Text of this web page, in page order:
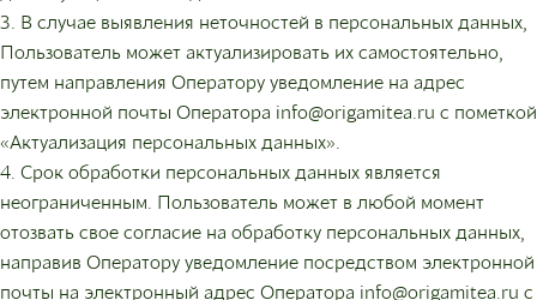
3. В случае выявления неточностей в персональных данных,
Пользователь может актуализировать их самостоятельно,
путем направления Оператору уведомление на адрес
электронной почты Оператора info@origamitea.ru с пометкой
«Актуализация персональных данных».
4. Срок обработки персональных данных является
неограниченным. Пользователь может в любой момент
отозвать свое согласие на обработку персональных данных,
направив Оператору уведомление посредством электронной
почты на электронный адрес Оператора info@origamitea.ru с